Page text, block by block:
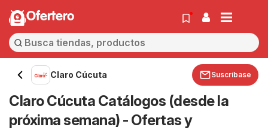
Ofertero
Claro Cúcuta Suscríbase
Claro Cúcuta Catálogos (desde la
próxima semana) - Ofertas y